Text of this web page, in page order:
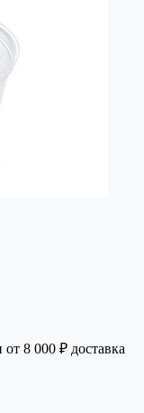
8 000 ₽ доставка